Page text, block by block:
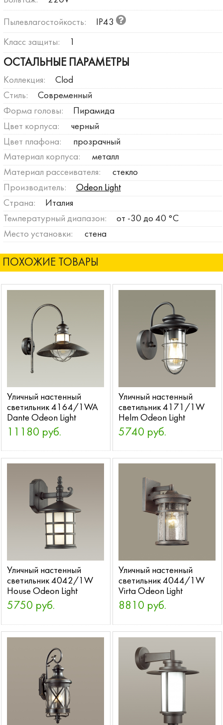
Пылевлагостойкость: IP43
Класс защиты: 1
ОСТАЛЬНЫЕ ПАРАМЕТРЫ
Коллекция:
Clod
Стиль:
Современный
Форма головы:
Пирамида
Цвет корпуса:
черный
Цвет плафона:
прозрачный
Материал корпуса:
металл
Материал рассеивателя:
стекло
Производитель:
Odeon Light
Страна:
Италия
Температурный диапазон:
от -30 до 40 °C
Место установки:
стена
ПОХОЖИЕ ТОВАРЫ
Уличный настенный
светильник 4164/1WA
Dante Odeon Light
11180 руб.
Уличный настенный
светильник 4171/1W
Helm Odeon Light
5740 руб.
Уличный настенный
светильник 4042/1W
House Odeon Light
5750 руб.
Уличный настенный
светильник 4044/1W
Virta Odeon Light
8810 руб.